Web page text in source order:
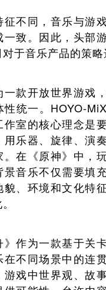
征不同，音乐与游
一致。因此，头部
于音乐产品的策略
一款开放世界游戏
统一。HOYO-
作室的核心理念是
用乐器、旋律、演
。在《原神》中，
景音乐不仅需要填
貌、环境和文化特
》作为一款基于关
在不同场景中的连
戏中世界观、故